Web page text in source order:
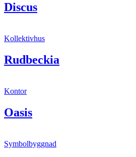
Discus
Kollektivhus
Rudbeckia
Kontor
Oasis
Symbolbyggnad